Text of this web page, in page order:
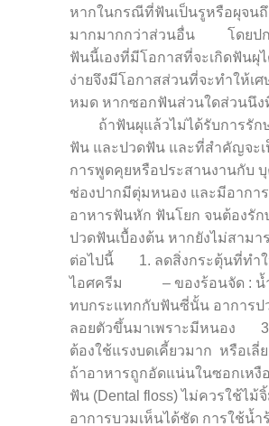
หากในกรณีที่ฟันเป็นรูหรือผุจน
มากมากกว่าส่วนอื่น โดยปกติ
ฟันนี้เองที่มีโอกาสที่จะเกิดฟันผุ
ง่ายจึงมีโอกาสส่วนที่จะทำให้เ
หมด หากซอกฟันส่วนใดส่วนนึง
ถ้าฟันผุแล้วไม่ได้รับการรักษ
ฟัน และปวดฟัน และที่สำคัญจะ
การพูดคุยหรือประสานงานกับ
ช่องปากมีตุ่มหนอง และมีอากา
อาหารฟันหัก ฟันโยก จนต้องรัก
ปวดฟันเบื้องต้น หากยังไม่สาม
ต่อไปนี้ 1. ลดสิ่งกระตุ้นที่ทำ
ไอศครีม – ของร้อนจัด : น้ำ
ทบกระแทกกับฟันซี่นั้น อาการ
ลอยตัวขึ้นมาเพราะมีหนอง 3.
ต้องใช้แรงบดเคี้ยวมาก หรือเ
ถ้าอาหารถูกอัดแน่นในซอกเหงื
ฟัน (Dental floss) ไม่ควรใช้
อาการบวมเห็นได้ชัด การใช้น้